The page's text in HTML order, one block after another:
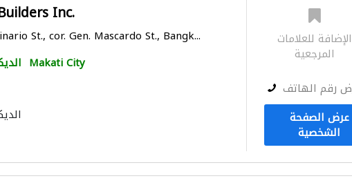
Inc.
St., cor. Gen. Mascardo St., Bangk...
Makati City
الإضافة للعلامات
المرجعية
رقم الهاتف
عرض الصفحة
الشخصية